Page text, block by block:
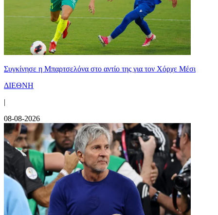
Συγκίνησε η Μπαρτσελόνα στο αντίο της για τον Χόρχε Μέσι
ΔΙΕΘΝΗ
|
08-08-2026